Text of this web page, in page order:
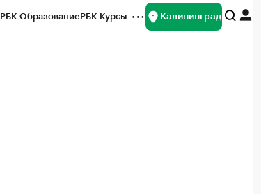
РБК ОбразованиеРБК Курсы Калининград